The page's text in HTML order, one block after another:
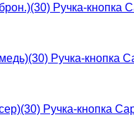
Ручка-кнопка
Ручка-кнопка
Ручка-кнопка